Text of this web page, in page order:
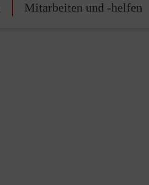
Mitarbeiten und -helfen